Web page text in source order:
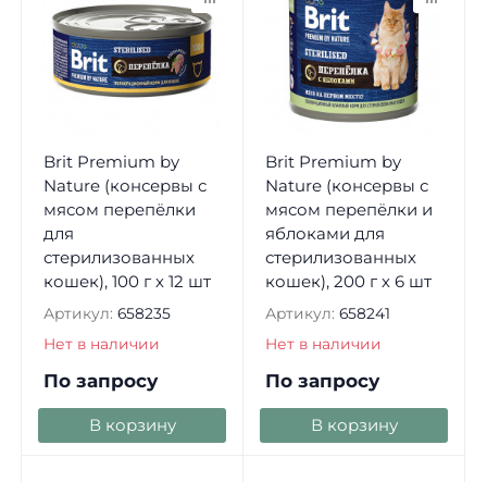
Brit Premium by
Nature (консервы с
мясом перепёлки
для
стерилизованных
кошек), 100 г х 12 шт
Артикул: 658235
Нет в наличии
По запросу
В корзину
Brit Premium by
Nature (консервы с
мясом перепёлки и
яблоками для
стерилизованных
кошек), 200 г х 6 шт
Артикул: 658241
Нет в наличии
По запросу
В корзину